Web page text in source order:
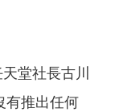
堂社長古川
有推出任何